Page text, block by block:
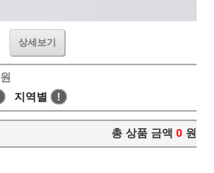
상세보기
원
지역별 !
총 상품 금액 0 원